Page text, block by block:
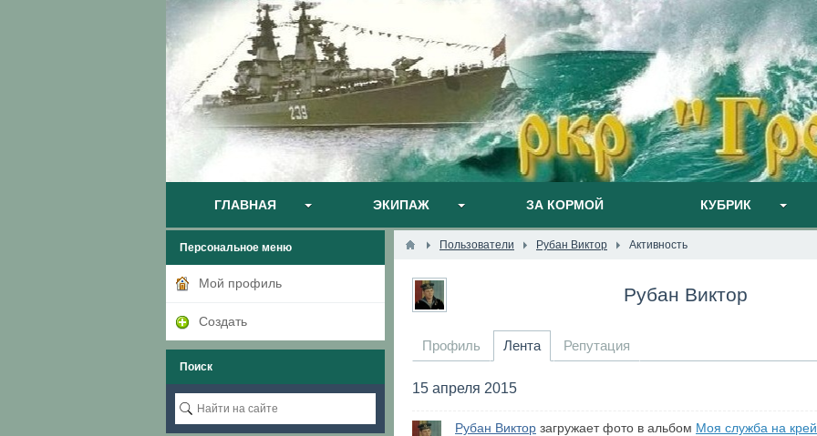
ГЛАВНАЯ ЭКИПАЖ ЗА КОРМОЙ КУБРИК
Пользователи Рубан Виктор Активность
Рубан Виктор
Профиль Лента Репутация
15 апреля 2015
Рубан Виктор загружает фото в альбом Моя служба на
Персональное меню
Мой профиль
Создать
Поиск